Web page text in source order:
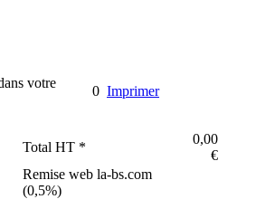
votre
0 Imprimer
Total HT *
0,00
€
Remise web la-bs.com
(0,5%)